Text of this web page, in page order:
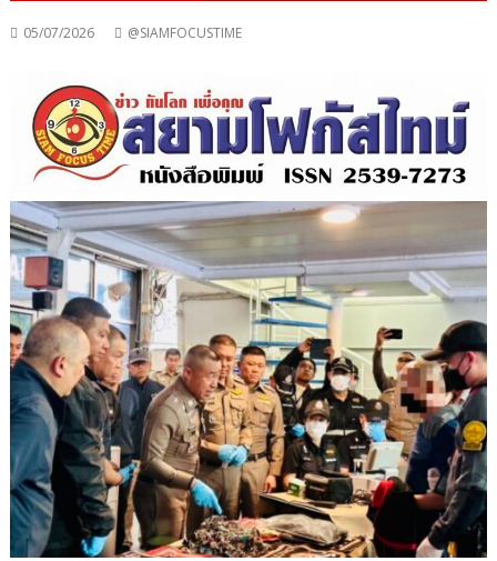
05/07/2026 @SIAMFOCUSTIME